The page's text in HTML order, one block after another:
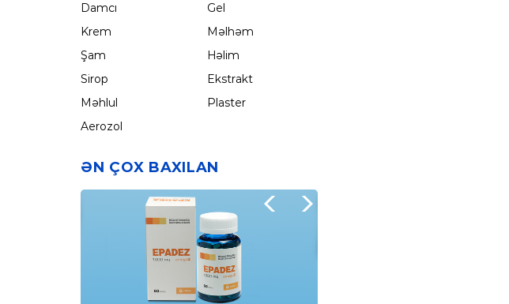
Damcı
Gel
Krem
Məlhəm
Şam
Həlim
Sirop
Ekstrakt
Məhlul
Plaster
Aerozol
ƏN ÇOX BAXILAN